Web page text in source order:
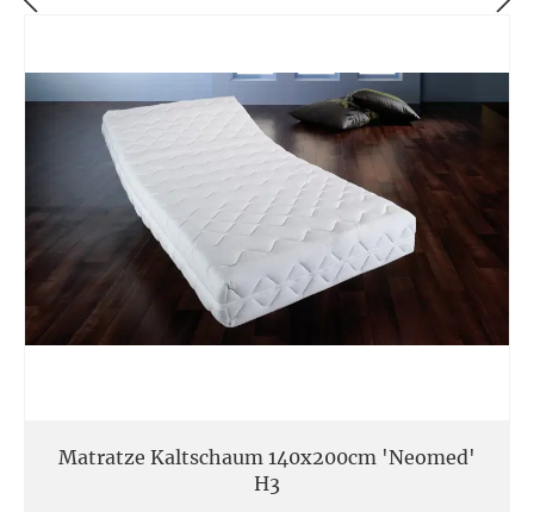
Matratze Kaltschaum 140x200cm 'Neomed'
H3